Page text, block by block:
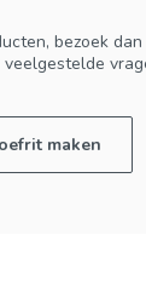
bezoek
maken